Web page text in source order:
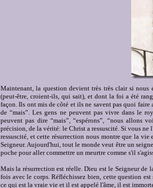
Maintenant, la question devient très très clair si nous
(peut-être, croient-ils, qui sait), et dont la foi a été
façon. Ils ont mis de côté et ils ne savent pas quoi
de “mais”. Les gens ne peuvent pas vivre dans le
peuvent pas dire “mais”, “espérons”, “nous allons
précision, de la vérité: le Christ a ressuscité. Si vous
ressuscité, et cette résurrection nous montre que la
Seigneur. Aujourd'hui, tout le monde veut être un
poche pour aller commettre un meurtre comme s'il
Mais la résurrection est réelle. Dieu est le Seigneur de
fois avec le corps. Réfléchissez bien, cette question
ce qui est la vraie vie et il est appelé l'âme, il est